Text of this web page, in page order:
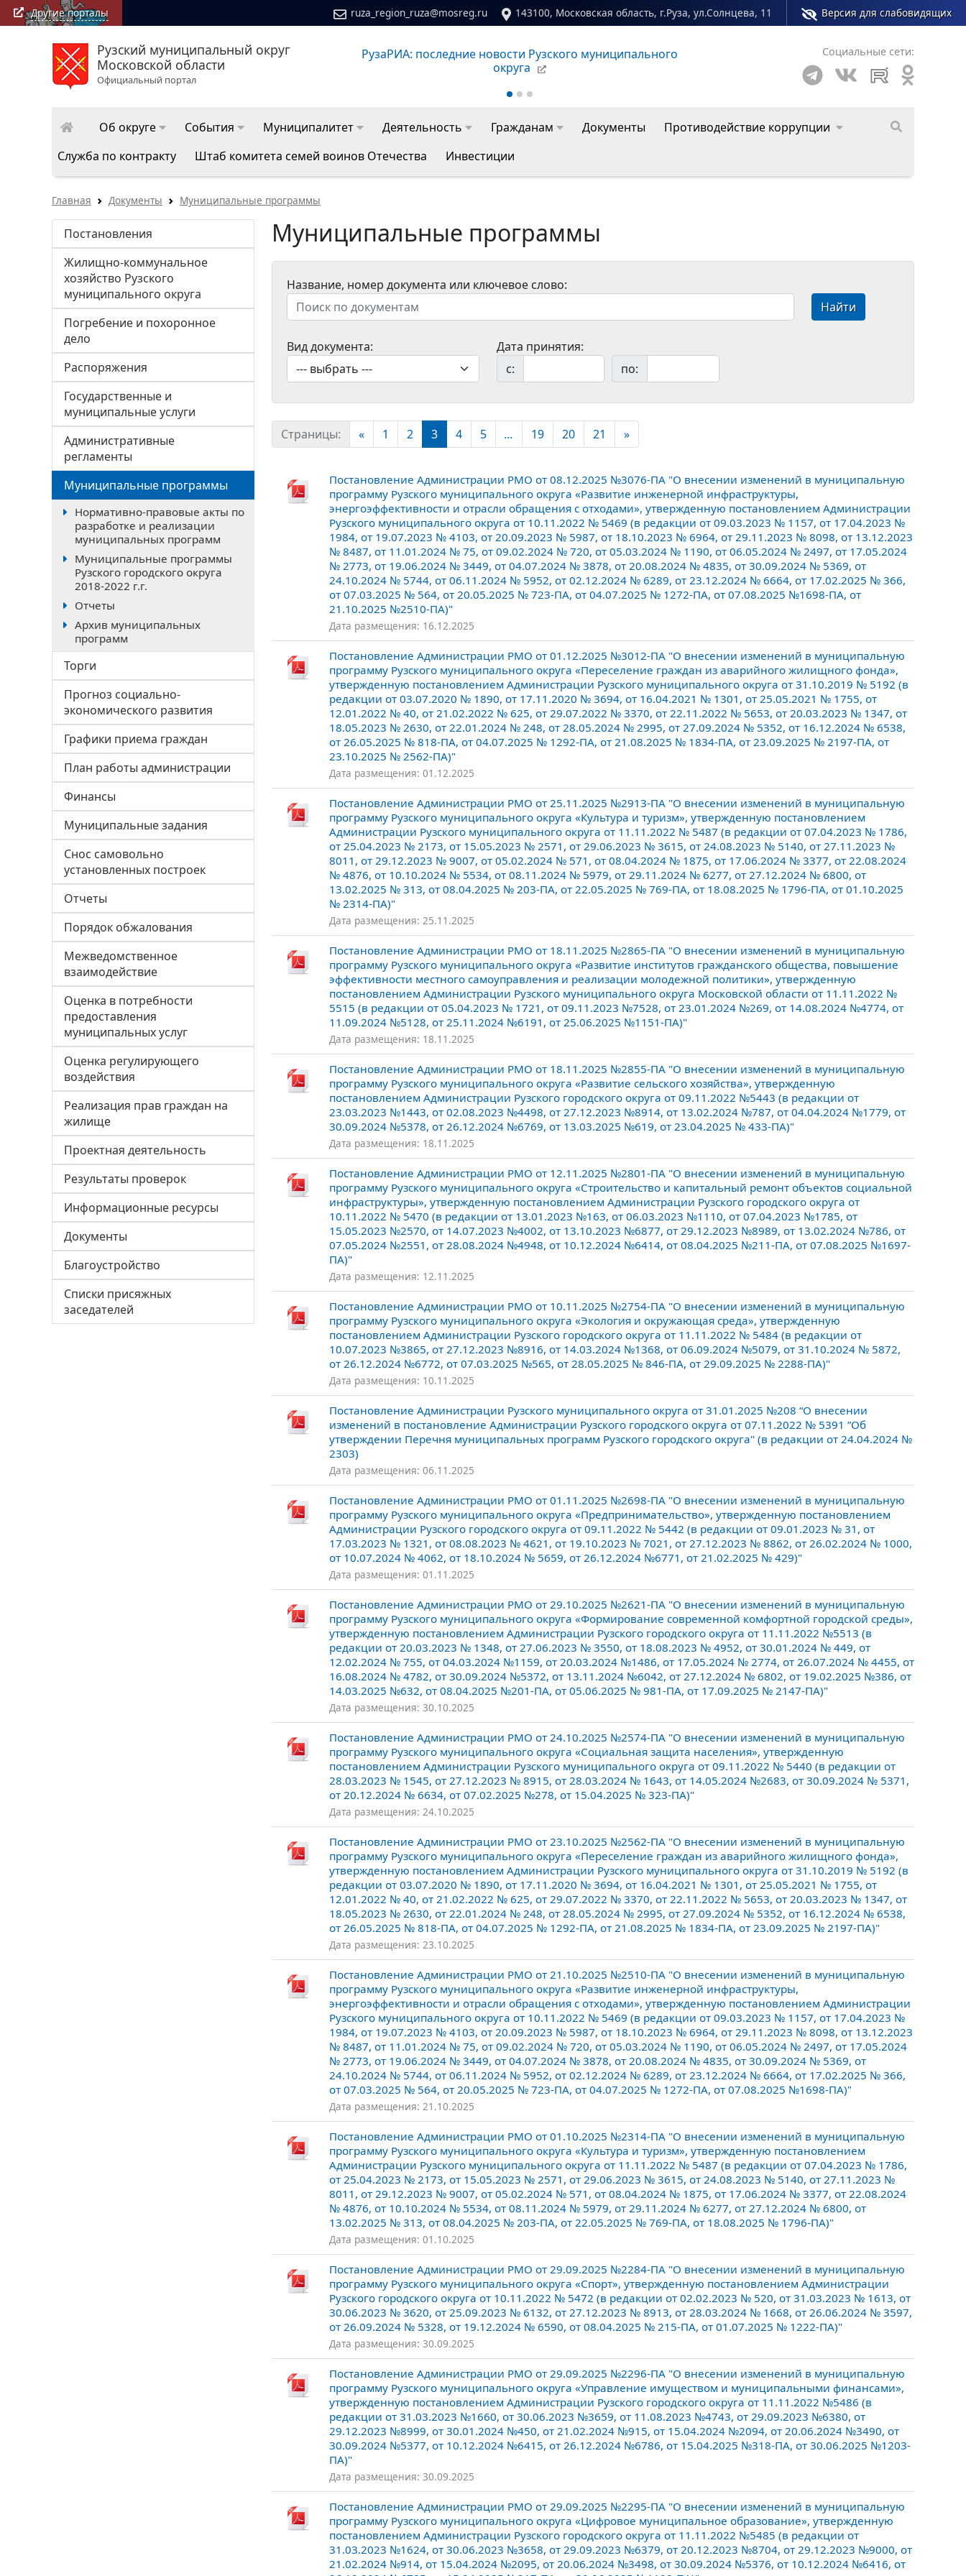
Другие порталы ruza_region_ruza@mosreg.ru 143100, Московская область, г.Руза, ул.Солнцева, 11 Версия для слабовидящих
Рузский муниципальный округ
Московской области
Официальный портал
РузаРИА: последние новости Рузского муниципального
округа
Сайт молодежного центра Рузского муниципального округа Социальные сети:
Об округе События Муниципалитет Деятельность Гражданам Документы
Противодействие коррупции
Служба по контракту
Штаб комитета семей воинов Отечества Инвестиции
Главная Документы Муниципальные программы
Постановления
Жилищно-коммунальное
хозяйство Рузского
муниципального округа
Погребение и похоронное
дело
Распоряжения
Государственные и
муниципальные услуги
Административные
регламенты
Муниципальные программы
Нормативно-правовые акты по
разработке и реализации
муниципальных программ
Муниципальные программы
Рузского городского округа
2018-2022 г.г.
Отчеты
Архив муниципальных
программ
Торги
Прогноз социально-
экономического развития
Графики приема граждан
План работы администрации
Финансы
Муниципальные задания
Снос самовольно
установленных построек
Отчеты
Порядок обжалования
Межведомственное
взаимодействие
Оценка в потребности
предоставления
муниципальных услуг
Оценка регулирующего
воздействия
Реализация прав граждан на
жилище
Проектная деятельность
Результаты проверок
Информационные ресурсы
Документы
Благоустройство
Списки присяжных
заседателей
Муниципальные программы
Название, номер документа или ключевое слово:
Найти
Вид документа:
Дата принятия:
с:
по:
Страницы: « 1 2 3 4 5 ... 19 20 21 »
Постановление Администрации РМО от 08.12.2025 №3076-ПА "О внесении изменений в муниципальную
программу Рузского муниципального округа «Развитие инженерной инфраструктуры,
энергоэффективности и отрасли обращения с отходами», утвержденную постановлением Администрации
Рузского муниципального округа от 10.11.2022 № 5469 (в редакции от 09.03.2023 № 1157, от 17.04.2023 №
1984, от 19.07.2023 № 4103, от 20.09.2023 № 5987, от 18.10.2023 № 6964, от 29.11.2023 № 8098, от 13.12.2023
№ 8487, от 11.01.2024 № 75, от 09.02.2024 № 720, от 05.03.2024 № 1190, от 06.05.2024 № 2497, от 17.05.2024
№ 2773, от 19.06.2024 № 3449, от 04.07.2024 № 3878, от 20.08.2024 № 4835, от 30.09.2024 № 5369, от
24.10.2024 № 5744, от 06.11.2024 № 5952, от 02.12.2024 № 6289, от 23.12.2024 № 6664, от 17.02.2025 № 366,
от 07.03.2025 № 564, от 20.05.2025 № 723-ПА, от 04.07.2025 № 1272-ПА, от 07.08.2025 №1698-ПА, от
21.10.2025 №2510-ПА)"
Дата размещения: 16.12.2025
Постановление Администрации РМО от 01.12.2025 №3012-ПА "О внесении изменений в муниципальную
программу Рузского муниципального округа «Переселение граждан из аварийного жилищного фонда»,
утвержденную постановлением Администрации Рузского муниципального округа от 31.10.2019 № 5192 (в
редакции от 03.07.2020 № 1890, от 17.11.2020 № 3694, от 16.04.2021 № 1301, от 25.05.2021 № 1755, от
12.01.2022 № 40, от 21.02.2022 № 625, от 29.07.2022 № 3370, от 22.11.2022 № 5653, от 20.03.2023 № 1347, от
18.05.2023 № 2630, от 22.01.2024 № 248, от 28.05.2024 № 2995, от 27.09.2024 № 5352, от 16.12.2024 № 6538,
от 26.05.2025 № 818-ПА, от 04.07.2025 № 1292-ПА, от 21.08.2025 № 1834-ПА, от 23.09.2025 № 2197-ПА, от
23.10.2025 № 2562-ПА)"
Дата размещения: 01.12.2025
Постановление Администрации РМО от 25.11.2025 №2913-ПА "О внесении изменений в муниципальную
программу Рузского муниципального округа «Культура и туризм», утвержденную постановлением
Администрации Рузского муниципального округа от 11.11.2022 № 5487 (в редакции от 07.04.2023 № 1786,
от 25.04.2023 № 2173, от 15.05.2023 № 2571, от 29.06.2023 № 3615, от 24.08.2023 № 5140, от 27.11.2023 №
8011, от 29.12.2023 № 9007, от 05.02.2024 № 571, от 08.04.2024 № 1875, от 17.06.2024 № 3377, от 22.08.2024
№ 4876, от 10.10.2024 № 5534, от 08.11.2024 № 5979, от 29.11.2024 № 6277, от 27.12.2024 № 6800, от
13.02.2025 № 313, от 08.04.2025 № 203-ПА, от 22.05.2025 № 769-ПА, от 18.08.2025 № 1796-ПА, от 01.10.2025
№ 2314-ПА)"
Дата размещения: 25.11.2025
Постановление Администрации РМО от 18.11.2025 №2865-ПА "О внесении изменений в муниципальную
программу Рузского муниципального округа «Развитие институтов гражданского общества, повышение
эффективности местного самоуправления и реализации молодежной политики», утвержденную
постановлением Администрации Рузского муниципального округа Московской области от 11.11.2022 №
5515 (в редакции от 05.04.2023 № 1721, от 09.11.2023 №7528, от 23.01.2024 №269, от 14.08.2024 №4774, от
11.09.2024 №5128, от 25.11.2024 №6191, от 25.06.2025 №1151-ПА)"
Дата размещения: 18.11.2025
Постановление Администрации РМО от 18.11.2025 №2855-ПА "О внесении изменений в муниципальную
программу Рузского муниципального округа «Развитие сельского хозяйства», утвержденную
постановлением Администрации Рузского городского округа от 09.11.2022 №5443 (в редакции от
23.03.2023 №1443, от 02.08.2023 №4498, от 27.12.2023 №8914, от 13.02.2024 №787, от 04.04.2024 №1779, от
30.09.2024 №5378, от 26.12.2024 №6769, от 13.03.2025 №619, от 23.04.2025 № 433-ПА)"
Дата размещения: 18.11.2025
Постановление Администрации РМО от 12.11.2025 №2801-ПА "О внесении изменений в муниципальную
программу Рузского муниципального округа «Строительство и капитальный ремонт объектов социальной
инфраструктуры», утвержденную постановлением Администрации Рузского городского округа от
10.11.2022 № 5470 (в редакции от 13.01.2023 №163, от 06.03.2023 №1110, от 07.04.2023 №1785, от
15.05.2023 №2570, от 14.07.2023 №4002, от 13.10.2023 №6877, от 29.12.2023 №8989, от 13.02.2024 №786, от
07.05.2024 №2551, от 28.08.2024 №4948, от 10.12.2024 №6414, от 08.04.2025 №211-ПА, от 07.08.2025 №1697-
ПА)"
Дата размещения: 12.11.2025
Постановление Администрации РМО от 10.11.2025 №2754-ПА "О внесении изменений в муниципальную
программу Рузского муниципального округа «Экология и окружающая среда», утвержденную
постановлением Администрации Рузского городского округа от 11.11.2022 № 5484 (в редакции от
10.07.2023 №3865, от 27.12.2023 №8916, от 14.03.2024 №1368, от 06.09.2024 №5079, от 31.10.2024 № 5872,
от 26.12.2024 №6772, от 07.03.2025 №565, от 28.05.2025 № 846-ПА, от 29.09.2025 № 2288-ПА)"
Дата размещения: 10.11.2025
Постановление Администрации Рузского муниципального округа от 31.01.2025 №208 “О внесении
изменений в постановление Администрации Рузского городского округа от 07.11.2022 № 5391 ”Об
утверждении Перечня муниципальных программ Рузского городского округа" (в редакции от 24.04.2024 №
2303)
Дата размещения: 06.11.2025
Постановление Администрации РМО от 01.11.2025 №2698-ПА "О внесении изменений в муниципальную
программу Рузского муниципального округа «Предпринимательство», утвержденную постановлением
Администрации Рузского городского округа от 09.11.2022 № 5442 (в редакции от 09.01.2023 № 31, от
17.03.2023 № 1321, от 08.08.2023 № 4621, от 19.10.2023 № 7021, от 27.12.2023 № 8862, от 26.02.2024 № 1000,
от 10.07.2024 № 4062, от 18.10.2024 № 5659, от 26.12.2024 №6771, от 21.02.2025 № 429)"
Дата размещения: 01.11.2025
Постановление Администрации РМО от 29.10.2025 №2621-ПА "О внесении изменений в муниципальную
программу Рузского муниципального округа «Формирование современной комфортной городской среды»,
утвержденную постановлением Администрации Рузского городского округа от 11.11.2022 №5513 (в
редакции от 20.03.2023 № 1348, от 27.06.2023 № 3550, от 18.08.2023 № 4952, от 30.01.2024 № 449, от
12.02.2024 № 755, от 04.03.2024 №1159, от 20.03.2024 №1486, от 17.05.2024 № 2774, от 26.07.2024 № 4455, от
16.08.2024 № 4782, от 30.09.2024 №5372, от 13.11.2024 №6042, от 27.12.2024 № 6802, от 19.02.2025 №386, от
14.03.2025 №632, от 08.04.2025 №201-ПА, от 05.06.2025 № 981-ПА, от 17.09.2025 № 2147-ПА)"
Дата размещения: 30.10.2025
Постановление Администрации РМО от 24.10.2025 №2574-ПА "О внесении изменений в муниципальную
программу Рузского муниципального округа «Социальная защита населения», утвержденную
постановлением Администрации Рузского муниципального округа от 09.11.2022 № 5440 (в редакции от
28.03.2023 № 1545, от 27.12.2023 № 8915, от 28.03.2024 № 1643, от 14.05.2024 №2683, от 30.09.2024 № 5371,
от 20.12.2024 № 6634, от 07.02.2025 №278, от 15.04.2025 № 323-ПА)"
Дата размещения: 24.10.2025
Постановление Администрации РМО от 23.10.2025 №2562-ПА "О внесении изменений в муниципальную
программу Рузского муниципального округа «Переселение граждан из аварийного жилищного фонда»,
утвержденную постановлением Администрации Рузского муниципального округа от 31.10.2019 № 5192 (в
редакции от 03.07.2020 № 1890, от 17.11.2020 № 3694, от 16.04.2021 № 1301, от 25.05.2021 № 1755, от
12.01.2022 № 40, от 21.02.2022 № 625, от 29.07.2022 № 3370, от 22.11.2022 № 5653, от 20.03.2023 № 1347, от
18.05.2023 № 2630, от 22.01.2024 № 248, от 28.05.2024 № 2995, от 27.09.2024 № 5352, от 16.12.2024 № 6538,
от 26.05.2025 № 818-ПА, от 04.07.2025 № 1292-ПА, от 21.08.2025 № 1834-ПА, от 23.09.2025 № 2197-ПА)"
Дата размещения: 23.10.2025
Постановление Администрации РМО от 21.10.2025 №2510-ПА "О внесении изменений в муниципальную
программу Рузского муниципального округа «Развитие инженерной инфраструктуры,
энергоэффективности и отрасли обращения с отходами», утвержденную постановлением Администрации
Рузского муниципального округа от 10.11.2022 № 5469 (в редакции от 09.03.2023 № 1157, от 17.04.2023 №
1984, от 19.07.2023 № 4103, от 20.09.2023 № 5987, от 18.10.2023 № 6964, от 29.11.2023 № 8098, от 13.12.2023
№ 8487, от 11.01.2024 № 75, от 09.02.2024 № 720, от 05.03.2024 № 1190, от 06.05.2024 № 2497, от 17.05.2024
№ 2773, от 19.06.2024 № 3449, от 04.07.2024 № 3878, от 20.08.2024 № 4835, от 30.09.2024 № 5369, от
24.10.2024 № 5744, от 06.11.2024 № 5952, от 02.12.2024 № 6289, от 23.12.2024 № 6664, от 17.02.2025 № 366,
от 07.03.2025 № 564, от 20.05.2025 № 723-ПА, от 04.07.2025 № 1272-ПА, от 07.08.2025 №1698-ПА)"
Дата размещения: 21.10.2025
Постановление Администрации РМО от 01.10.2025 №2314-ПА "О внесении изменений в муниципальную
программу Рузского муниципального округа «Культура и туризм», утвержденную постановлением
Администрации Рузского муниципального округа от 11.11.2022 № 5487 (в редакции от 07.04.2023 № 1786,
от 25.04.2023 № 2173, от 15.05.2023 № 2571, от 29.06.2023 № 3615, от 24.08.2023 № 5140, от 27.11.2023 №
8011, от 29.12.2023 № 9007, от 05.02.2024 № 571, от 08.04.2024 № 1875, от 17.06.2024 № 3377, от 22.08.2024
№ 4876, от 10.10.2024 № 5534, от 08.11.2024 № 5979, от 29.11.2024 № 6277, от 27.12.2024 № 6800, от
13.02.2025 № 313, от 08.04.2025 № 203-ПА, от 22.05.2025 № 769-ПА, от 18.08.2025 № 1796-ПА)"
Дата размещения: 01.10.2025
Постановление Администрации РМО от 29.09.2025 №2284-ПА "О внесении изменений в муниципальную
программу Рузского муниципального округа «Спорт», утвержденную постановлением Администрации
Рузского городского округа от 10.11.2022 № 5472 (в редакции от 02.02.2023 № 520, от 31.03.2023 № 1613, от
30.06.2023 № 3620, от 25.09.2023 № 6132, от 27.12.2023 № 8913, от 28.03.2024 № 1668, от 26.06.2024 № 3597,
от 26.09.2024 № 5328, от 19.12.2024 № 6590, от 08.04.2025 № 215-ПА, от 01.07.2025 № 1222-ПА)"
Дата размещения: 30.09.2025
Постановление Администрации РМО от 29.09.2025 №2296-ПА "О внесении изменений в муниципальную
программу Рузского муниципального округа «Управление имуществом и муниципальными финансами»,
утвержденную постановлением Администрации Рузского городского округа от 11.11.2022 №5486 (в
редакции от 31.03.2023 №1660, от 30.06.2023 №3659, от 11.08.2023 №4743, от 29.09.2023 №6380, от
29.12.2023 №8999, от 30.01.2024 №450, от 21.02.2024 №915, от 15.04.2024 №2094, от 20.06.2024 №3490, от
30.09.2024 №5377, от 10.12.2024 №6415, от 26.12.2024 №6786, от 15.04.2025 №318-ПА, от 30.06.2025 №1203-
ПА)"
Дата размещения: 30.09.2025
Постановление Администрации РМО от 29.09.2025 №2295-ПА "О внесении изменений в муниципальную
программу Рузского муниципального округа «Цифровое муниципальное образование», утвержденную
постановлением Администрации Рузского городского округа от 11.11.2022 №5485 (в редакции от
31.03.2023 №1624, от 30.06.2023 №3658, от 29.09.2023 №6379, от 20.12.2023 №8704, от 29.12.2023 №9000, от
21.02.2024 №914, от 15.04.2024 №2095, от 20.06.2024 №3498, от 30.09.2024 №5376, от 10.12.2024 №6416, от